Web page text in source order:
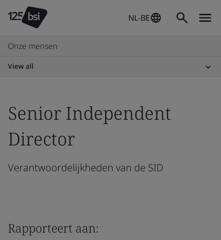
NL-BE
Onze mensen
View all
Senior Independent
Director
Verantwoordelijkheden van de SID
Rapporteert aan: